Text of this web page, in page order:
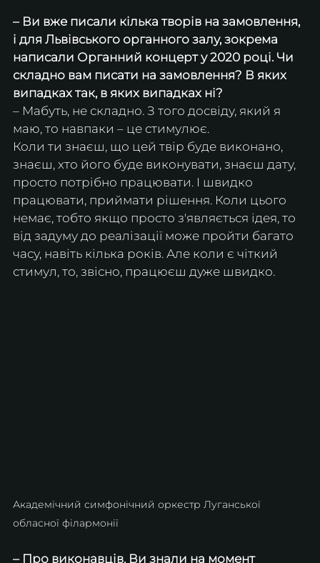
– Ви вже писали кілька творів на замовлення,
і для Львівського органного залу, зокрема
написали Органний концерт у 2020 році. Чи
складно вам писати на замовлення? В яких
випадках так, в яких випадках ні?
– Мабуть, не складно. З того досвіду, який я
маю, то навпаки – це стимулює.
Коли ти знаєш, що цей твір буде виконано,
знаєш, хто його буде виконувати, знаєш дату,
просто потрібно працювати. І швидко
працювати, приймати рішення. Коли цього
немає, тобто якщо просто з'являється ідея, то
від задуму до реалізації може пройти багато
часу, навіть кілька років. Але коли є чіткий
стимул, то, звісно, працюєш дуже швидко.
Академічний симфонічний оркестр Луганської
обласної філармонії
– Про виконавців. Ви знали на момент